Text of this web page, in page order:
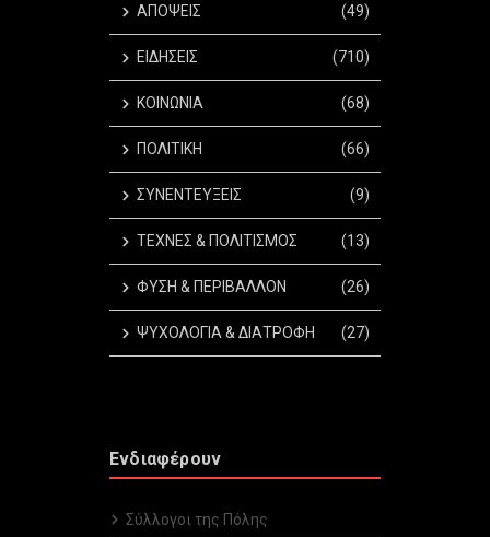
ΑΠΟΨΕΙΣ (49)
ΕΙΔΗΣΕΙΣ (710)
ΚΟΙΝΩΝΙΑ (68)
ΠΟΛΙΤΙΚΗ (66)
ΣΥΝΕΝΤΕΥΞΕΙΣ (9)
ΤΕΧΝΕΣ & ΠΟΛΙΤΙΣΜΟΣ (13)
ΦΥΣΗ & ΠΕΡΙΒΑΛΛΟΝ (26)
ΨΥΧΟΛΟΓΙΑ & ΔΙΑΤΡΟΦΗ (27)
Ενδιαφέρουν
Σύλλογοι της Πόλης